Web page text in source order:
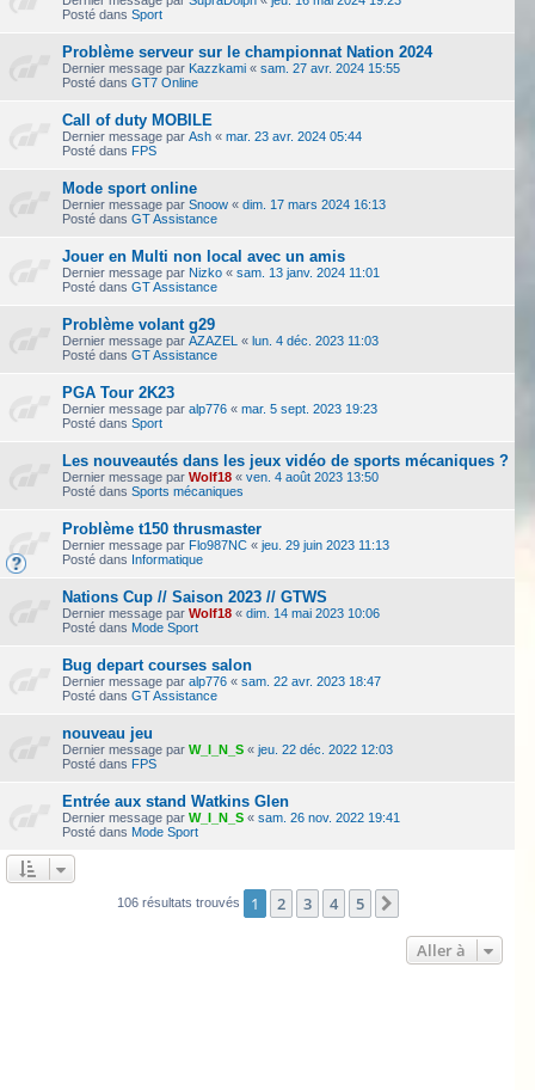
Posté dans Sport
Problème serveur sur le championnat Nation 2024
Dernier message par Kazzkami « sam. 27 avr. 2024 15:55
Posté dans GT7 Online
Call of duty MOBILE
Dernier message par Ash « mar. 23 avr. 2024 05:44
Posté dans FPS
Mode sport online
Dernier message par Snoow « dim. 17 mars 2024 16:13
Posté dans GT Assistance
Jouer en Multi non local avec un amis
Dernier message par Nizko « sam. 13 janv. 2024 11:01
Posté dans GT Assistance
Problème volant g29
Dernier message par AZAZEL « lun. 4 déc. 2023 11:03
Posté dans GT Assistance
PGA Tour 2K23
Dernier message par alp776 « mar. 5 sept. 2023 19:23
Posté dans Sport
Les nouveautés dans les jeux vidéo de sports mécaniques ?
Dernier message par Wolf18 « ven. 4 août 2023 13:50
Posté dans Sports mécaniques
Problème t150 thrusmaster
Dernier message par Flo987NC « jeu. 29 juin 2023 11:13
Posté dans Informatique
Nations Cup // Saison 2023 // GTWS
Dernier message par Wolf18 « dim. 14 mai 2023 10:06
Posté dans Mode Sport
Bug depart courses salon
Dernier message par alp776 « sam. 22 avr. 2023 18:47
Posté dans GT Assistance
nouveau jeu
Dernier message par W_I_N_S « jeu. 22 déc. 2022 12:03
Posté dans FPS
Entrée aux stand Watkins Glen
Dernier message par W_I_N_S « sam. 26 nov. 2022 19:41
Posté dans Mode Sport
106 résultats trouvés 1 2 3 4 5
Aller à